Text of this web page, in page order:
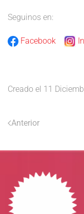
Seguinos en:
Facebook
Creado el 11
Anterior